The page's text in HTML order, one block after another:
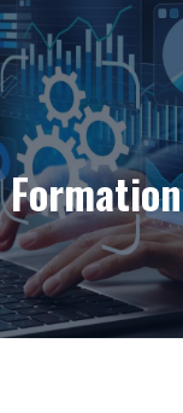
Formation